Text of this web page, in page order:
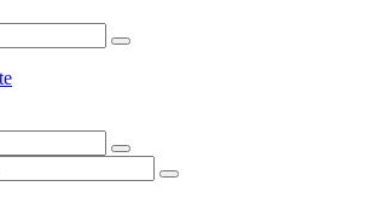
Suche
Suche
Suche